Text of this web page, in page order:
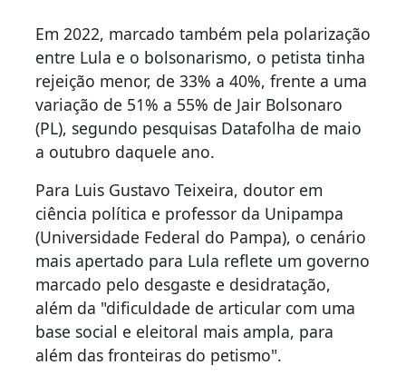
Em 2022, marcado também pela polarização
entre Lula e o bolsonarismo, o petista tinha
rejeição menor, de 33% a 40%, frente a uma
variação de 51% a 55% de Jair Bolsonaro
(PL), segundo pesquisas Datafolha de maio
a outubro daquele ano.
Para Luis Gustavo Teixeira, doutor em
ciência política e professor da Unipampa
(Universidade Federal do Pampa), o cenário
mais apertado para Lula reflete um governo
marcado pelo desgaste e desidratação,
além da "dificuldade de articular com uma
base social e eleitoral mais ampla, para
além das fronteiras do petismo".